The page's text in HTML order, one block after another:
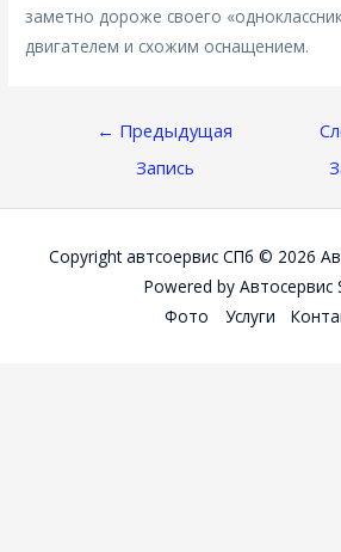
заметно дороже своего
двигателем и схожим оснащением.
Навигация
Записям
← Предыдущая
Запись
Copyright автсоервис СПб © 2026
Powered by Автосервис
Фото
Услуги